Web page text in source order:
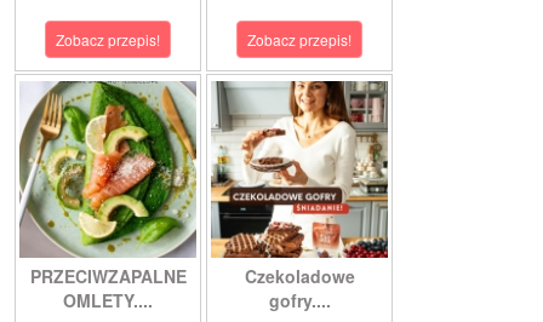
Zobacz przepis! Zobacz przepis!
PRZECIWZAPALNE
OMLETY....
Czekoladowe
gofry....